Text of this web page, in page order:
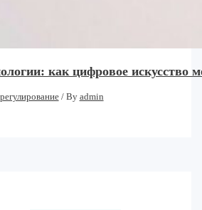
как цифровое искусство
/ By admin